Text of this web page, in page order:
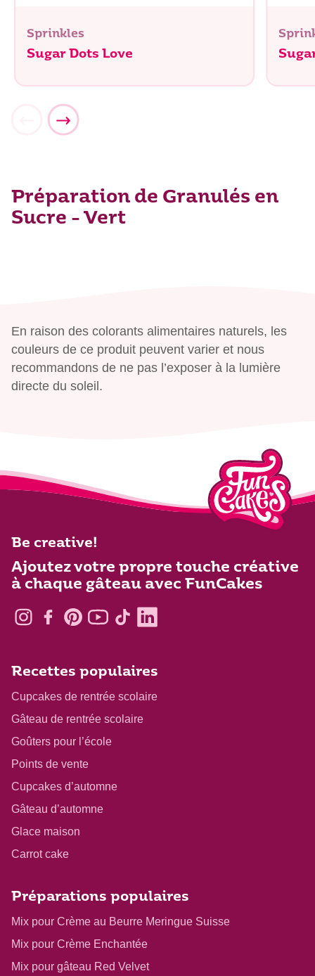
Sprinkles
Sugar Dots Love
Préparation de Granulés en
Sucre - Vert
En raison des colorants alimentaires naturels, les
couleurs de ce produit peuvent varier et nous
recommandons de ne pas l’exposer à la lumière
directe du soleil.
Be creative!
Ajoutez votre propre touche créative
à chaque gâteau avec FunCakes
Recettes populaires
Cupcakes de rentrée scolaire
Gâteau de rentrée scolaire
Goûters pour l’école
Points de vente
Cupcakes d’automne
Gâteau d’automne
Glace maison
Carrot cake
Préparations populaires
Mix pour Crème au Beurre Meringue Suisse
Mix pour Crème Enchantée
Mix pour gâteau Red Velvet